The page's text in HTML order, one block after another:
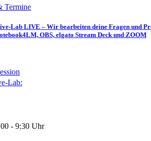
Termine
Lab LIVE – Wir bearbeiten deine Fragen und
OBS, elgato Stream Deck und ZOOM
Lab:
- 9:30 Uhr